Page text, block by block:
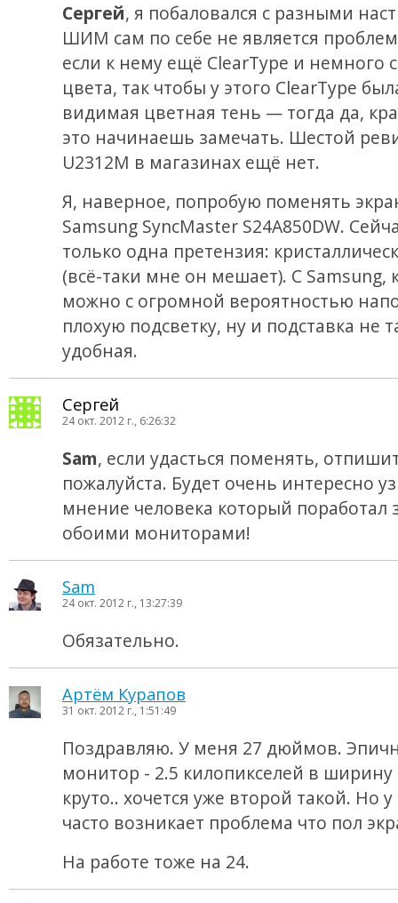
Сергей, я побаловался с разными
ШИМ сам по себе не является
если к нему ещё ClearType и немного
цвета, так чтобы у этого ClearType
видимая цветная тень — тогда да,
это начинаешь замечать. Шестой
U2312M в магазинах ещё нет.
Я, наверное, попробую поменять
Samsung SyncMaster S24A850DW.
только одна претензия:
(всё-таки мне он мешает). С Samsung,
можно с огромной вероятностью
плохую подсветку, ну и подставка не
удобная.
Сергей
24 окт. 2012 г., 6:26:32
Sam, если удасться поменять,
пожалуйста. Будет очень интересно
мнение человека который поработал
обоими мониторами!
Sam
24 окт. 2012 г., 13:27:39
Обязательно.
Артём Курапов
31 окт. 2012 г., 1:51:49
Поздравляю. У меня 27 дюймов.
монитор - 2.5 килопикселей в ширину
круто.. хочется уже второй такой. Но
часто возникает проблема что пол
На работе тоже на 24.